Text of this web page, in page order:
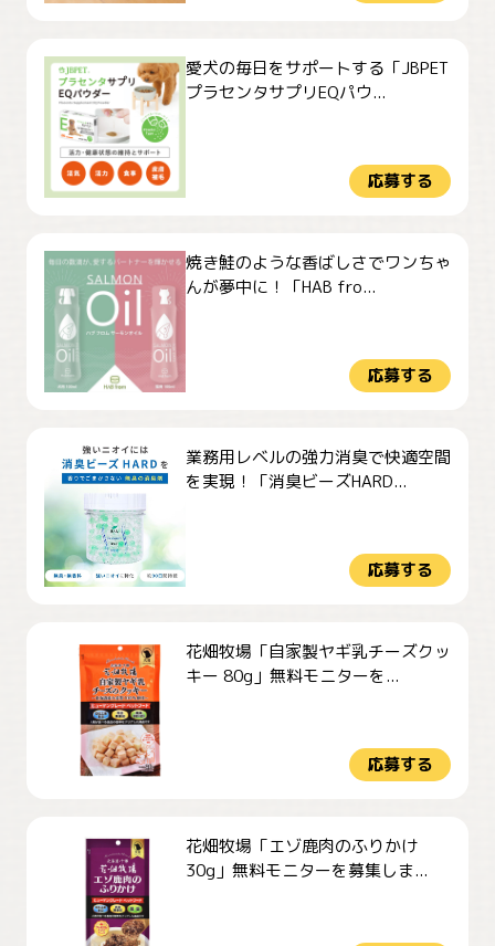
愛犬の毎日をサポートする「JBPET
プラセンタサプリEQパウ...
応募する
焼き鮭のような香ばしさでワンちゃ
んが夢中に！「HAB fro...
応募する
業務用レベルの強力消臭で快適空間
を実現！「消臭ビーズHARD...
応募する
花畑牧場「自家製ヤギ乳チーズクッ
キー 80g」無料モニターを...
応募する
花畑牧場「エゾ鹿肉のふりかけ
30g」無料モニターを募集しま...